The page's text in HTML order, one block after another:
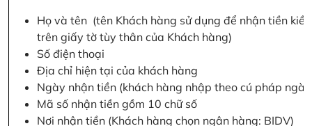
Họ và tên (tên Khách hàng sử dụng để nhận tiền
trên giấy tờ tùy thân của Khách hàng)
Số điện thoại
Địa chỉ hiện tại của khách hàng
Ngày nhận tiền (khách hàng nhập theo cú pháp
Mã số nhận tiền gồm 10 chữ số
Nơi nhận tiền (Khách hàng chọn ngân hàng: BIDV)